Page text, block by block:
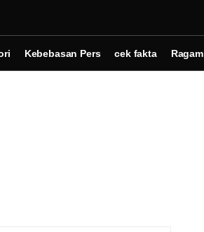
Kebebasan Pers cek fakta Ragam